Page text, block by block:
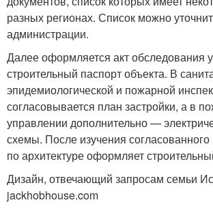
разных регионах. Список можно
администрации.
Далее оформляется акт обследования
строительный паспорт объекта. В
эпидемиологической и пожарной
согласовывается план застройки, а в
управлении дополнительно —
схемы. После изучения согласованного
по архитектуре оформляет
Дизайн, отвечающий запросам семьи
jackhobhouse.com